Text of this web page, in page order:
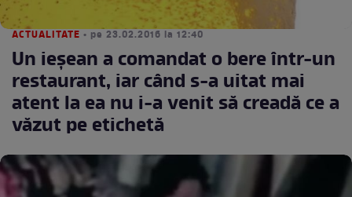
ACTUALITATE • pe 23.02.2016 la 12:40
Un ieşean a comandat o bere într-un
restaurant, iar când s-a uitat mai
atent la ea nu i-a venit să creadă ce a
văzut pe etichetă